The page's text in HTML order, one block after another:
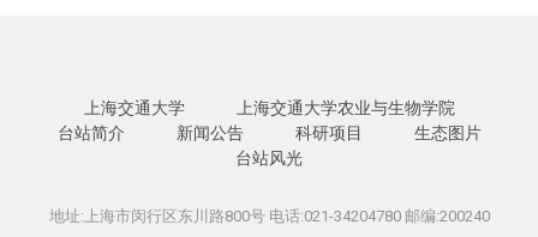
上海交通大学
上海交通大学农业与生物学院
台站简介
新闻公告 科研项目
生态图片
台站风光
地址:上海市闵行区东川路800号 电话:021-34204780 邮编:200240